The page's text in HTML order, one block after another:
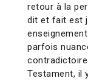
retour à la
dit et fait est
parfois
Testament, il